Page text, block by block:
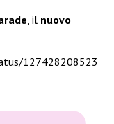
, il nuovo
127428208523